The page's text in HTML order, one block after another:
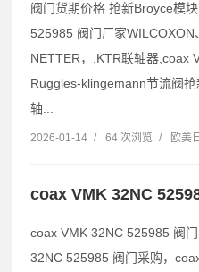
阀门货期价格 抢新Broyce模
525985 阀门厂家WILCOXON
NETTER，,KTR联轴器,coax
Ruggles-klingemann节流阀
轴...
2026-01-14 / 64 次浏览 / 欧美
coax VMK 32NC
coax VMK 32NC 525985 阀
32NC 525985 阀门采购，